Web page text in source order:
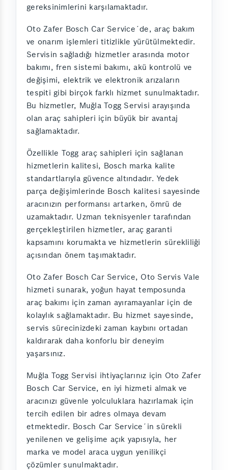
gereksinimlerini karşılamaktadır.
Oto Zafer Bosch Car Service´de, araç bakım
ve onarım işlemleri titizlikle yürütülmektedir.
Servisin sağladığı hizmetler arasında motor
bakımı, fren sistemi bakımı, akü kontrolü ve
değişimi, elektrik ve elektronik arızaların
tespiti gibi birçok farklı hizmet sunulmaktadır.
Bu hizmetler, Muğla Togg Servisi arayışında
olan araç sahipleri için büyük bir avantaj
sağlamaktadır.
Özellikle Togg araç sahipleri için sağlanan
hizmetlerin kalitesi, Bosch marka kalite
standartlarıyla güvence altındadır. Yedek
parça değişimlerinde Bosch kalitesi sayesinde
aracınızın performansı artarken, ömrü de
uzamaktadır. Uzman teknisyenler tarafından
gerçekleştirilen hizmetler, araç garanti
kapsamını korumakta ve hizmetlerin sürekliliği
açısından önem taşımaktadır.
Oto Zafer Bosch Car Service, Oto Servis Vale
hizmeti sunarak, yoğun hayat temposunda
araç bakımı için zaman ayıramayanlar için de
kolaylık sağlamaktadır. Bu hizmet sayesinde,
servis sürecinizdeki zaman kaybını ortadan
kaldırarak daha konforlu bir deneyim
yaşarsınız.
Muğla Togg Servisi ihtiyaçlarınız için Oto Zafer
Bosch Car Service, en iyi hizmeti almak ve
aracınızı güvenle yolculuklara hazırlamak için
tercih edilen bir adres olmaya devam
etmektedir. Bosch Car Service´in sürekli
yenilenen ve gelişime açık yapısıyla, her
marka ve model araca uygun yenilikçi
çözümler sunulmaktadır.